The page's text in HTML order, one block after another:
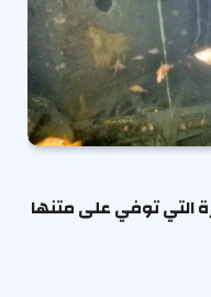
التي توفي على متنها